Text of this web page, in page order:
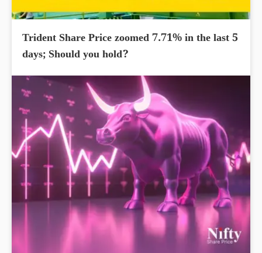
Trident Share Price zoomed 7.71% in the last 5
days; Should you hold?